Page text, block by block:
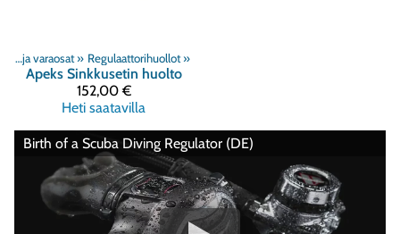
Regulaattorihuollot ja varaosat‪» Regulaattorihuollot ‪»
Apeks Sinkkusetin huolto
152,00 €
Heti saatavilla
Birth of a Scuba Diving Regulator (DE)